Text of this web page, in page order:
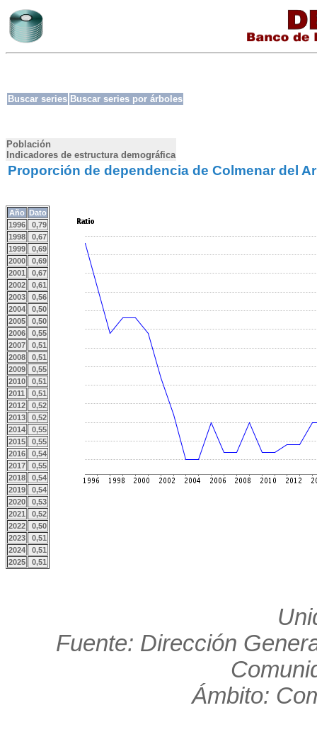
Buscar series Buscar series por árboles
Población
Indicadores de estructura demográfica
Proporción de dependencia de Colmenar del
Año Dato
1996
0,79
1998
0,67
1999
0,69
2000
0,69
2001
0,67
2002
0,61
2003
0,56
2004
0,50
2005
0,50
2006
0,55
2007
0,51
2008
0,51
2009
0,55
2010
0,51
2011
0,51
2012
0,52
2013
0,52
2014
0,55
2015
0,55
2016
0,54
2017
0,55
2018
0,54
2019
0,54
2020
0,53
2021
0,52
2022
0,50
2023
0,51
2024
0,51
2025
0,51
Fuente: Dirección
Ámbito: